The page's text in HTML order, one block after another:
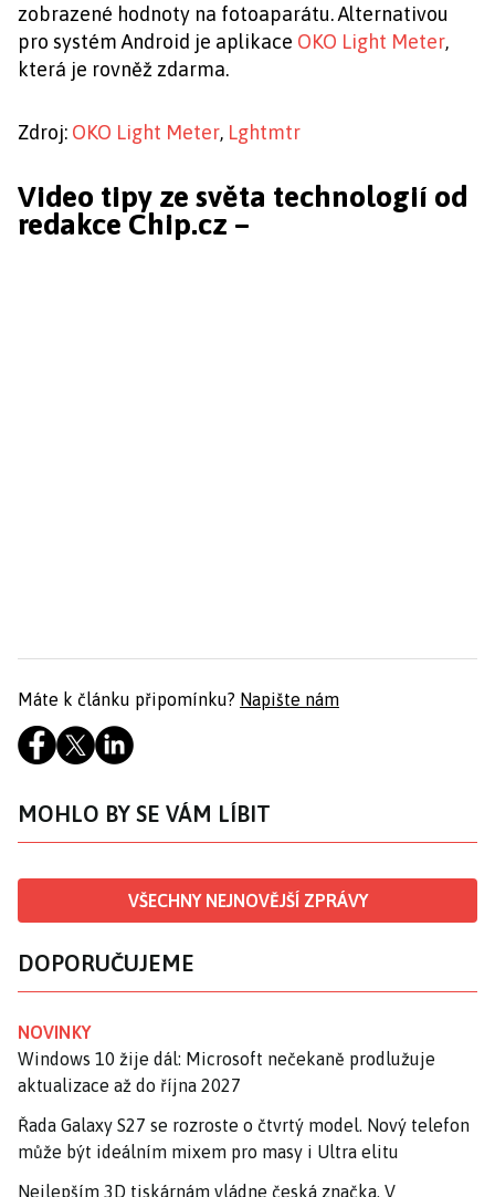
zobrazené hodnoty na fotoaparátu. Alternativou
pro systém Android je aplikace OKO Light Meter,
která je rovněž zdarma.
Zdroj: OKO Light Meter, Lghtmtr
Video tipy ze světa technologií od
redakce Chip.cz –
Máte k článku připomínku? Napište nám
MOHLO BY SE VÁM LÍBIT
VŠECHNY NEJNOVĚJŠÍ ZPRÁVY
DOPORUČUJEME
NOVINKY
Windows 10 žije dál: Microsoft nečekaně prodlužuje
aktualizace až do října 2027
Řada Galaxy S27 se rozroste o čtvrtý model. Nový telefon
může být ideálním mixem pro masy i Ultra elitu
Nejlepším 3D tiskárnám vládne česká značka. V